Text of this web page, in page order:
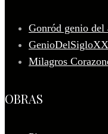
Gonród genio
Milagros
OBRAS